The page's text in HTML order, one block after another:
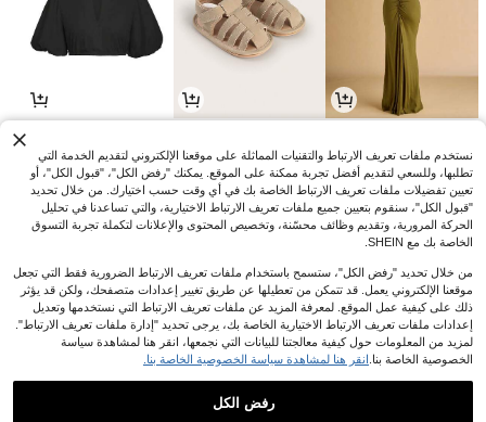
0
6
7
نستخدم ملفات تعريف الارتباط والتقنيات المماثلة على موقعنا الإلكتروني لتقديم الخدمة التي
تطلبها، وللسعي لتقديم أفضل تجربة ممكنة على الموقع. يمكنك "رفض الكل"، "قبول الكل"، أو
تعيين تفضيلات ملفات تعريف الارتباط الخاصة بك في أي وقت حسب اختيارك. من خلال تحديد
"قبول الكل"، سنقوم بتعيين جميع ملفات تعريف الارتباط الاختيارية، والتي تساعدنا في تحليل
الحركة المرورية، وتقديم وظائف محسّنة، وتخصيص المحتوى والإعلانات لتكملة تجربة التسوق
الخاصة بك مع SHEIN.
من خلال تحديد "رفض الكل"، ستسمح باستخدام ملفات تعريف الارتباط الضرورية فقط التي تجعل
موقعنا الإلكتروني يعمل. قد تتمكن من تعطيلها عن طريق تغيير إعدادات متصفحك، ولكن قد يؤثر
ذلك على كيفية عمل الموقع. لمعرفة المزيد عن ملفات تعريف الارتباط التي نستخدمها وتعديل
إعدادات ملفات تعريف الارتباط الاختيارية الخاصة بك، يرجى تحديد "إدارة ملفات تعريف الارتباط".
لمزيد من المعلومات حول كيفية معالجتنا للبيانات التي نجمعها، انقر هنا لمشاهدة سياسة
الخصوصية الخاصة بنا. انقر هنا لمشاهدة سياسة الخصوصية الخاصة بنا.
رفض الكل